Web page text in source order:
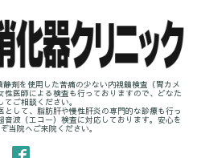
剤を使用した苦痛の少ない内視鏡検査（胃カメ
医師による検査も行っておりますので、どなた
てご相談ください。
して、脂肪肝や慢性肝炎の専門的な診療も行っ
波（エコー）検査に対応しております。安心を
当院へご来院ください。